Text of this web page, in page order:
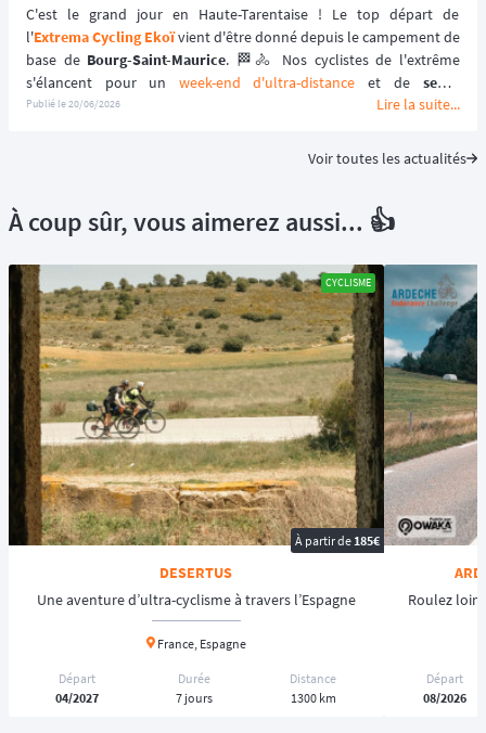
C'est le grand jour en Haute-Tarentaise ! Le top départ de
l'Extrema Cycling Ekoï vient d'être donné depuis le campement de
base de Bourg-Saint-Maurice. 🏁🚴 Nos cyclistes de l'extrême
s'élancent pour un week-end d'ultra-distance et de semi-
autonomie au cœur des Alpes
, prêts à défier les cols les plus
Publié le20/06/2026 Lire la suite...
Voir toutes les actualités
À coup sûr, vous aimerez aussi... 👍
CYCLISME
À partir de185€
DESERTUS
Une aventure d’ultra-cyclisme à travers l’Espagne
France, Espagne
Départ
04/2027
Durée
7 jours
Distance
1300 km
Roulez
Départ
08/2026